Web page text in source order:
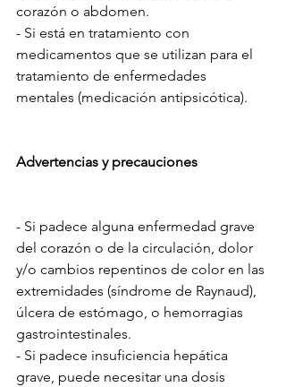
corazón o abdomen.
- Si está en tratamiento con
medicamentos que se utilizan para el
tratamiento de enfermedades
mentales (medicación antipsicótica).
Advertencias y precauciones
- Si padece alguna enfermedad grave
del corazón o de la circulación, dolor
y/o cambios repentinos de color en las
extremidades (síndrome de Raynaud),
úlcera de estómago, o hemorragias
gastrointestinales.
- Si padece insuficiencia hepática
grave, puede necesitar una dosis